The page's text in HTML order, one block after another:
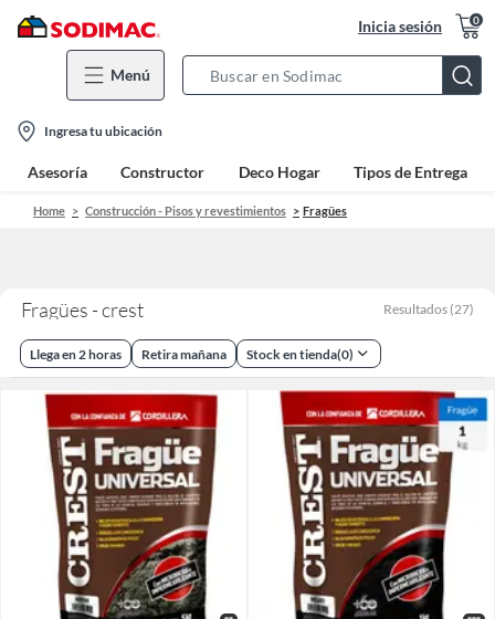
Inicia sesión 0
Menú
Bar
location-
icon
Ingresa tu ubicación
Asesoría Constructor Deco Hogar Tipos de Entrega
Home Construcción - Pisos y revestimientos Fragües
Fragües - crest Resultados (27)
Llega en 2 horas Retira mañana Stock en tienda(0)